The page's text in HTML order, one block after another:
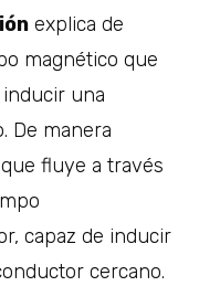
explica de
magnético que
una
De manera
fluye a través
capaz de inducir
cercano.